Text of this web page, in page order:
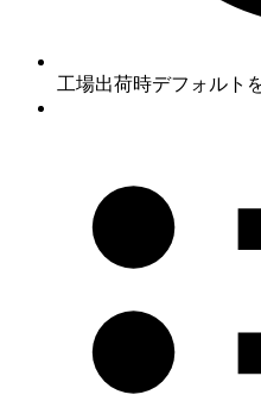
工場出荷時デフォルト